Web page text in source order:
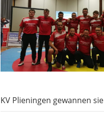
KV Plieningen gewannen